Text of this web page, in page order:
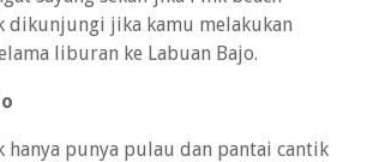
dikunjungi jika kamu melakukan
liburan ke Labuan Bajo.
hanya punya pulau dan pantai cantik